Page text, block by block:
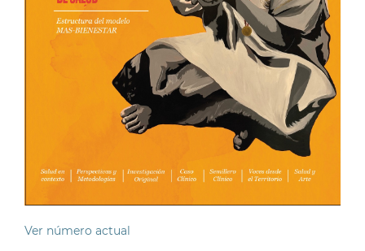
Ver número actual